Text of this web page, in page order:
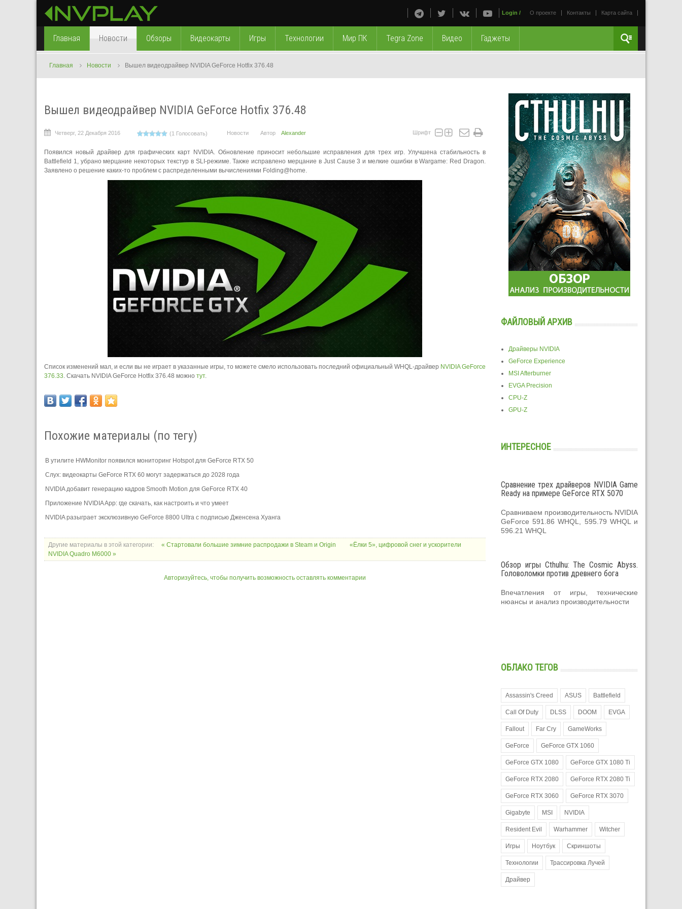
О проекте Контакты Карта сайта
Login /
Главная Новости Обзоры Видеокарты Игры Технологии Мир ПК Tegra Zone Видео Гаджеты
Главная Новости Вышел видеодрайвер NVIDIA GeForce Hotfix 376.48
Вышел видеодрайвер NVIDIA GeForce Hotfix 376.48
Четверг, 22 Декабря 2016 (1 Голосовать) Новости Автор Alexander Шрифт
Появился новый драйвер для графических карт NVIDIA. Обновление приносит небольшие исправления для трех игр. Улучшена стабильность в
Battlefield 1, убрано мерцание некоторых текстур в SLI-режиме. Также исправлено мерцание в Just Cause 3 и мелкие ошибки в Wargame: Red Dragon.
Заявлено о решение каких-то проблем с распределенными вычислениями Folding@home.
Список изменений мал, и если вы не играет в указанные игры, то можете смело использовать последний официальный WHQL-драйвер NVIDIA GeForce
376.33. Скачать NVIDIA GeForce Hotfix 376.48 можно тут.
Похожие материалы (по тегу)
В утилите HWMonitor появился мониторинг Hotspot для GeForce RTX 50
Слух: видеокарты GeForce RTX 60 могут задержаться до 2028 года
NVIDIA добавит генерацию кадров Smooth Motion для GeForce RTX 40
Приложение NVIDIA App: где скачать, как настроить и что умеет
NVIDIA разыграет эксклюзивную GeForce 8800 Ultra с подписью Дженсена Хуанга
Другие материалы в этой категории: « Стартовали большие зимние распродажи в Steam и Origin
«Ёлки 5», цифровой снег и ускорители
NVIDIA Quadro M6000 »
Авторизуйтесь, чтобы получить возможность оставлять комментарии
ФАЙЛОВЫЙ АРХИВ
Драйверы NVIDIA
GeForce Experience
MSI Afterburner
EVGA Precision
CPU-Z
GPU-Z
ИНТЕРЕСНОЕ
Сравнение трех драйверов NVIDIA Game
Ready на примере GeForce RTX 5070
Сравниваем производительность NVIDIA
GeForce 591.86 WHQL, 595.79 WHQL и
596.21 WHQL
Обзор игры Cthulhu: The Cosmic Abyss.
Головоломки против древнего бога
Впечатления от игры, технические
нюансы и анализ производительности
ОБЛАКО ТЕГОВ
Assassin's Creed ASUS Battlefield
Call Of Duty DLSS DOOM EVGA
Fallout Far Cry GameWorks
GeForce GeForce GTX 1060
GeForce GTX 1080 GeForce GTX 1080 Ti
GeForce RTX 2080 GeForce RTX 2080 Ti
GeForce RTX 3060 GeForce RTX 3070
Gigabyte MSI NVIDIA
Resident Evil Warhammer Witcher
Игры Ноутбук Скриншоты
Технологии Трассировка Лучей
Драйвер